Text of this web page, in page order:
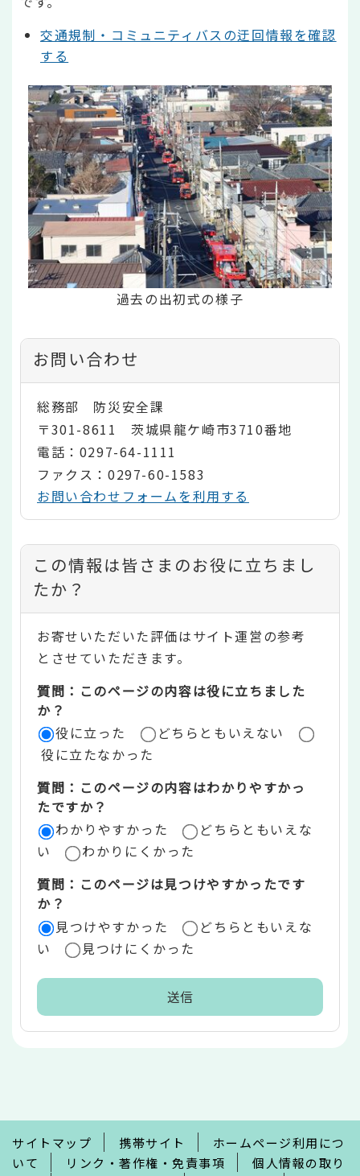
交通規制・コミュニティバスの迂回情報を確認
する
過去の出初式の様子
お問い合わせ
総務部 防災安全課
〒301-8611 茨城県龍ケ崎市3710番地
電話：0297-64-1111
ファクス：0297-60-1583
お問い合わせフォームを利用する
コ
ン
テ
ン
ツ
評
価
リ
ア
この情報は皆さまのお役に立ちまし
たか？
お寄せいただいた評価はサイト運営の参考
とさせていただきます。
質問：このページの内容は役に立ちました
か？
役に立った
どちらともいえない
役に立たなかった
質問：このページの内容はわかりやすかっ
たですか？
わかりやすかった
どちらともいえな
い
わかりにくかった
質問：このページは見つけやすかったです
か？
見つけやすかった
どちらともいえな
い
見つけにくかった
で
サイトマップ 携帯サイト
ホームページ利用につ
いて
リンク・著作権・免責事項
個人情報の取り